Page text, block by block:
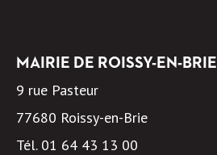
MAIRIE DE ROISSY-EN-BRIE
9 rue Pasteur
77680 Roissy-en-Brie
Tél. 01 64 43 13 00